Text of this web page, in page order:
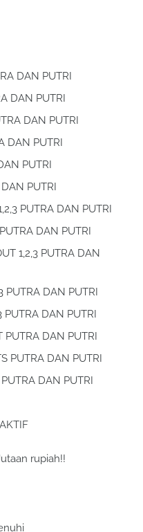
DAN PUTRI
DAN PUTRI
DAN PUTRI
DAN PUTRI
PUTRI
PUTRI
PUTRA DAN PUTRI
DAN PUTRI
1,2,3 PUTRA DAN
PUTRA DAN PUTRI
PUTRA DAN PUTRI
PUTRA DAN PUTRI
PUTRA DAN PUTRI
DAN PUTRI
rupiah!!